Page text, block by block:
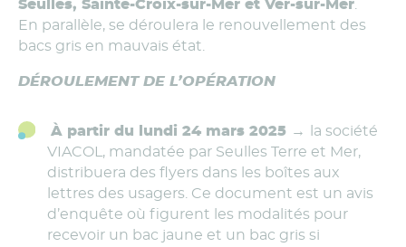
Seulles, Sainte-Croix-sur-Mer et Ver-sur-Mer
En parallèle, se déroulera le renouvellement des
bacs gris en mauvais état.
DÉROULEMENT DE L’OPÉRATION
À partir du lundi 24 mars 2025 →
la société
VIACOL, mandatée par Seulles Terre et Mer,
distribuera des flyers dans les boîtes aux
lettres des usagers. Ce document est un avis
d’enquête où figurent les modalités pour
recevoir un bac jaune et un bac gris si